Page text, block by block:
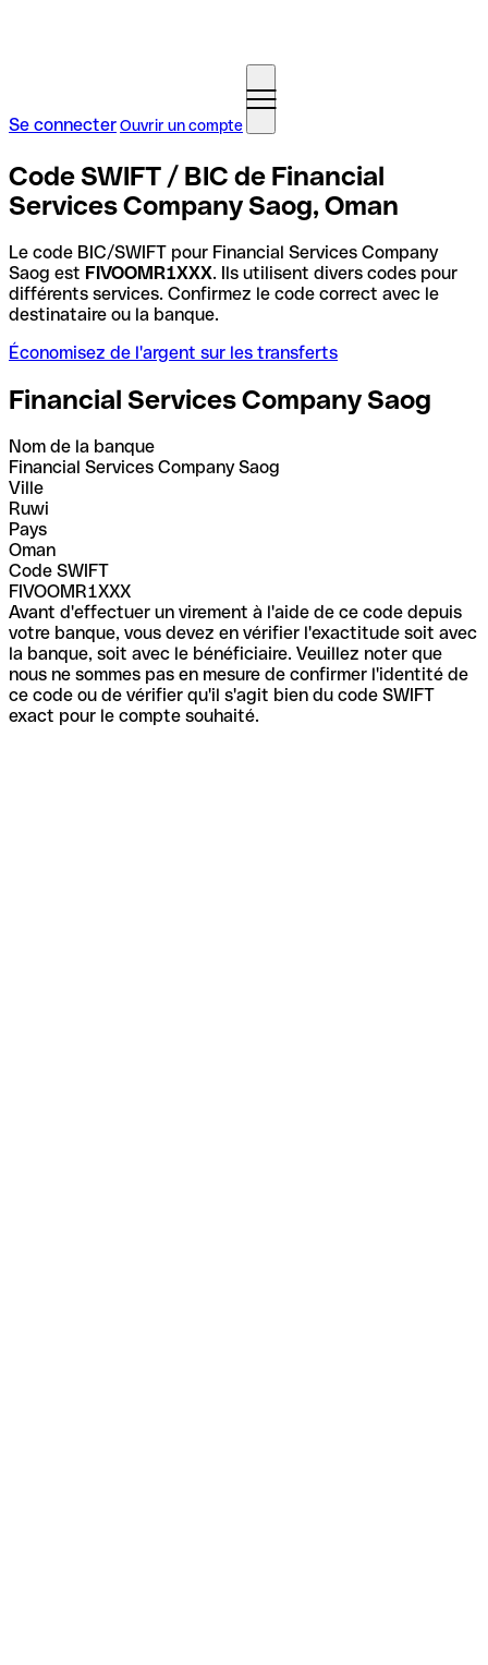
Se connecterOuvrir un compte
Code SWIFT / BIC de Financial
Services Company Saog, Oman
Le code BIC/SWIFT pour Financial Services Company
Saog est FIVOOMR1XXX. Ils utilisent divers codes pour
différents services. Confirmez le code correct avec le
destinataire ou la banque.
Économisez de l'argent sur les transferts
Financial Services Company Saog
Nom de la banque
Financial Services Company Saog
Ville
Ruwi
Pays
Oman
Code SWIFT
FIVOOMR1XXX
Avant d'effectuer un virement à l'aide de ce code depuis
votre banque, vous devez en vérifier l'exactitude soit avec
la banque, soit avec le bénéficiaire. Veuillez noter que
nous ne sommes pas en mesure de confirmer l'identité de
ce code ou de vérifier qu'il s'agit bien du code SWIFT
exact pour le compte souhaité.